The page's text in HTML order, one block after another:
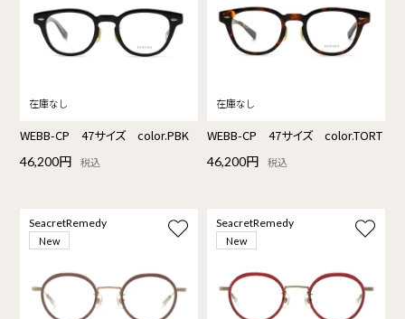
WEBB-CP 47サイズ color.PBK
46,200円 税込
WEBB-CP 47サイズ color.TORT
46,200円 税込
SeacretRemedy
New
SeacretRemedy
New